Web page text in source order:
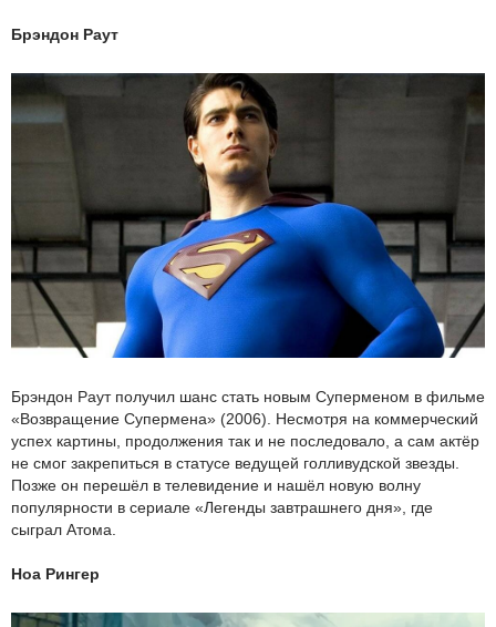
Брэндон Раут
Брэндон Раут получил шанс стать новым Суперменом в фильме
«Возвращение Супермена» (2006). Несмотря на коммерческий
успех картины, продолжения так и не последовало, а сам актёр
не смог закрепиться в статусе ведущей голливудской звезды.
Позже он перешёл в телевидение и нашёл новую волну
популярности в сериале «Легенды завтрашнего дня», где
сыграл Атома.
Ноа Рингер